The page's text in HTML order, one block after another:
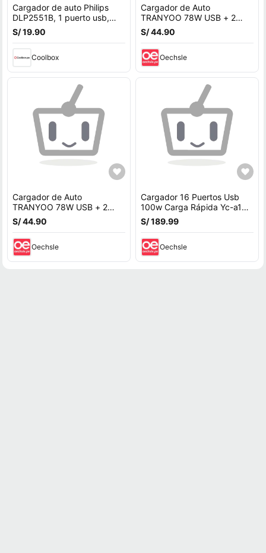
Cargador de auto Philips
DLP2551B, 1 puerto usb,
18W, carga rápida, negro
S/ 19.90
Coolbox
Cargador de Auto
TRANYOO 78W USB + 2
Tipo C PD QC5.0 Carga
Rápida C25
S/ 44.90
Oechsle
Cargador de Auto
TRANYOO 78W USB + 2
Tipo C PD QC5.0 Carga
Rápida C25
S/ 44.90
Oechsle
Cargador 16 Puertos Usb
100w Carga Rápida Yc-a16
Usb 20A
S/ 189.99
Oechsle